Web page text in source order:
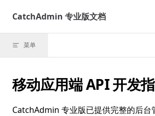
Skip to content
CatchAdmin 专业版文档
菜单
移动应用端 API 开发
CatchAdmin 专业版已提供完整的后台